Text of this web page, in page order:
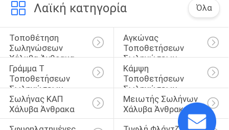
Λαϊκή κατηγορία Όλα
Τοποθέτηση
Σωληνώσεων
Χάλυβα Άνθρακα
Αγκώνας
Τοποθετήσεων
Σωληνώσεων
Γράμμα Τ
Τοποθετήσεων
Σωληνώσεων
Κάμψη
Τοποθετήσεων
Σωληνώσεων
Σωλήνας ΚΑΠ
Χάλυβα Άνθρακα
Μειωτής Σωλήνων
Χάλυβα Άνθρακα